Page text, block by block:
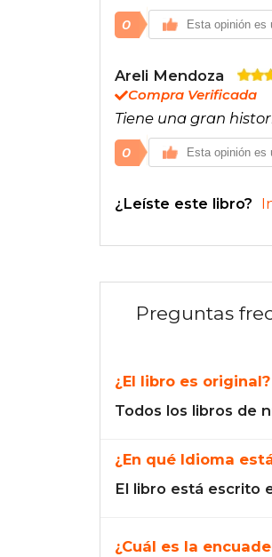
0 Esta opinión es
Areli Mendoza
Compra Verificada
Tiene una gran
0 Esta opinión es
¿Leíste este libro?
Preguntas
¿El libro es original?
Todos los libros de
¿En qué Idioma
El libro está escrito
¿Cuál es la